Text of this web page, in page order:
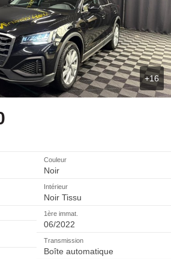
+16
Couleur
Noir
Intérieur
Noir Tissu
1ère immat.
06/2022
Transmission
Boîte automatique